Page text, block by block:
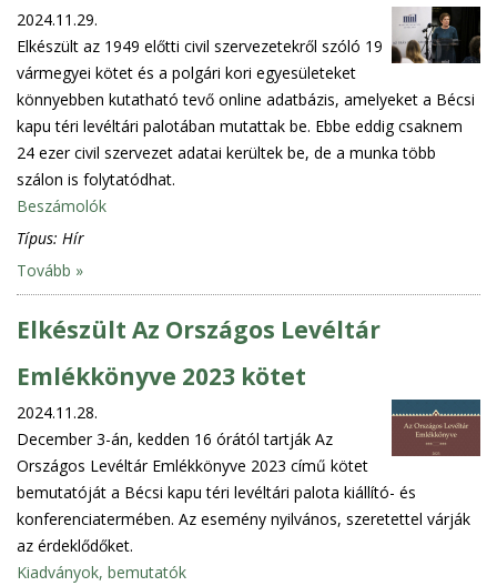
2024.11.29.
Elkészült az 1949 előtti civil szervezetekről szóló 19
vármegyei kötet és a polgári kori egyesületeket
könnyebben kutatható tevő online adatbázis, amelyeket a Bécsi
kapu téri levéltári palotában mutattak be. Ebbe eddig csaknem
24 ezer civil szervezet adatai kerültek be, de a munka több
szálon is folytatódhat.
Beszámolók
Típus: Hír
Tovább »
Elkészült Az Országos Levéltár
Emlékkönyve 2023 kötet
2024.11.28.
December 3-án, kedden 16 órától tartják Az
Országos Levéltár Emlékkönyve 2023 című kötet
bemutatóját a Bécsi kapu téri levéltári palota kiállító- és
konferenciatermében. Az esemény nyilvános, szeretettel várják
az érdeklődőket.
Kiadványok, bemutatók